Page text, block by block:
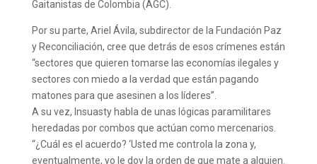
Gaitanistas de Colombia (AGC).
Por su parte, Ariel Ávila, subdirector de la Fundación Paz
y Reconciliación, cree que detrás de esos crímenes están
“sectores que quieren tomarse las economías ilegales y
sectores con miedo a la verdad que están pagando
matones para que asesinen a los líderes”.
A su vez, Insuasty habla de unas lógicas paramilitares
heredadas por combos que actúan como mercenarios.
“¿Cuál es el acuerdo? ‘Usted me controla la zona y,
eventualmente, yo le doy la orden de que mate a alguien.